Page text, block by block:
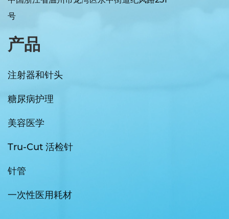
号
产品
注射器和针头
糖尿病护理
美容医学
Tru-Cut 活检针
针管
一次性医用耗材